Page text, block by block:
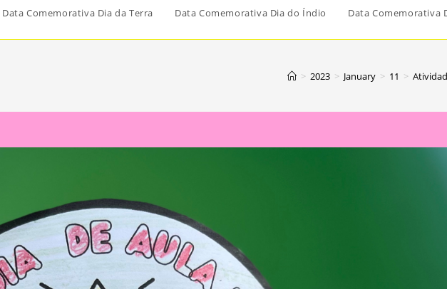
Data Comemorativa Dia da Terra Data Comemorativa Dia do Índio Data Comemorativa
> 2023 > January > 11 >